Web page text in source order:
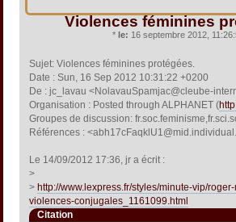
Violences féminines
* le: 16 septembre 2012,
Sujet: Violences féminines protégées.
Date : Sun, 16 Sep 2012 10:31:22 +0200
De : jc_lavau <NolavauSpamjac@cleube-
Organisation : Posted through ALPHANET (
Groupes de discussion:
Références :
Le 14/09/2012 17:36, jr a écrit :
>
> http://www.lexpress.fr/styles/minute-vip/
violences-conjugales_1161099.html
Citation